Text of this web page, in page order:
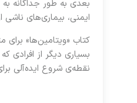
بعدی به طور جداگانه
ایمنی، بیماری‌های
کتاب «ویتامین‌ها»
بسیاری دیگر از
نقطه‌ی شروع ایده‌آلی